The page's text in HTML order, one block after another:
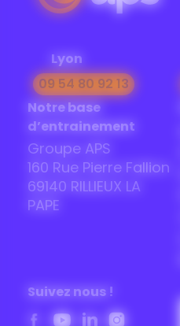
Lyon
09 54 80 92 13
Notre base
d’entrainement
Groupe APS
160 Rue Pierre Fallion
69140 RILLIEUX LA
PAPE
Suivez nous !